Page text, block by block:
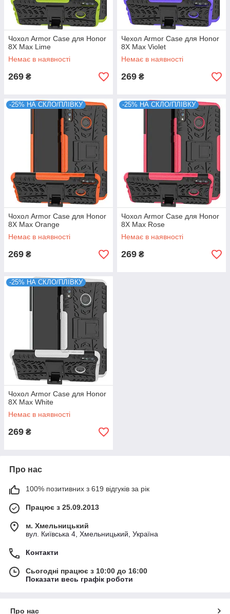
Чохол Armor Case для Honor
8X Max Lime
Немає в наявності
269 ₴
Чехол Armor Case для Honor
8X Max Violet
Немає в наявності
269 ₴
-25% НА СКЛО/ПЛІВКУ
Чохол Armor Case для Honor
8X Max Orange
Немає в наявності
269 ₴
-25% НА СКЛО/ПЛІВКУ
Чохол Armor Case для Honor
8X Max Rose
Немає в наявності
269 ₴
-25% НА СКЛО/ПЛІВКУ
Чохол Armor Case для Honor
8X Max White
Немає в наявності
269 ₴
Про нас
100% позитивних з 619 відгуків за рік
Працює з 25.09.2013
м. Хмельницький
вул. Київська 4, Хмельницький, Україна
Контакти
Сьогодні працює з 10:00 до 16:00
Показати весь графік роботи
Про нас